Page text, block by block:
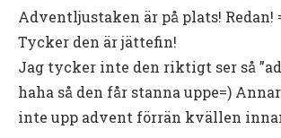
Adventljustaken är på plats! Redan!
Tycker den är jättefin!
Jag tycker inte den riktigt ser så
haha så den får stanna uppe=)
inte upp advent förrän kvällen